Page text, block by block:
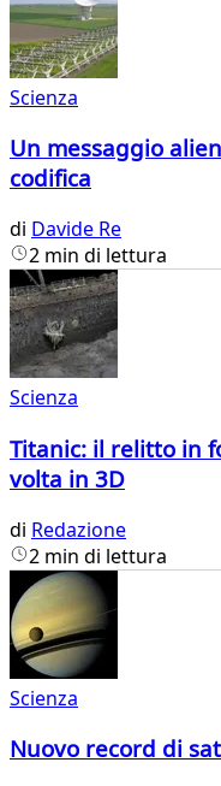
Scienza
Un messaggio
codifica
di Davide Re
2 min di lettura
Scienza
Titanic: il relitto in
volta in 3D
di Redazione
2 min di lettura
Scienza
Nuovo record di